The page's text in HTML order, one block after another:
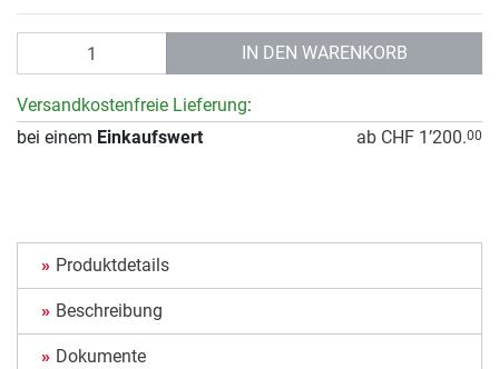
IN DEN WARENKORB
Versandkostenfreie Lieferung:
bei einem Einkaufswert ab CHF 1’200.00
Produktdetails
Beschreibung
Dokumente